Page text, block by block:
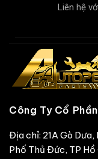
Liên hệ
Công Ty Cổ
Địa chỉ: 21A Gò
Phố Thủ Đức, TP Hồ